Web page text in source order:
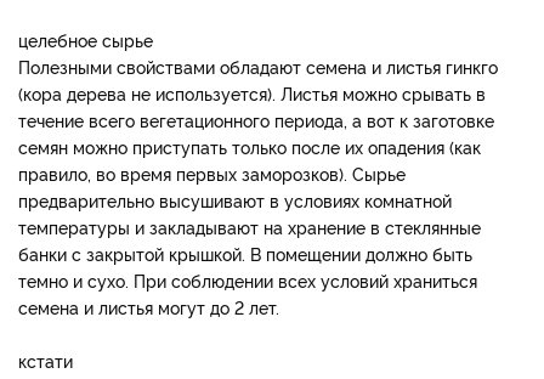
целебное сырье
Полезными свойствами обладают семена и листья гинкго
(кора дерева не используется). Листья можно срывать в
течение всего вегетационного периода, а вот к заготовке
семян можно приступать только после их опадения (как
правило, во время первых заморозков). Сырье
предварительно высушивают в условиях комнатной
температуры и закладывают на хранение в стеклянные
банки с закрытой крышкой. В помещении должно быть
темно и сухо. При соблюдении всех условий храниться
семена и листья могут до 2 лет.
кстати